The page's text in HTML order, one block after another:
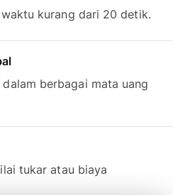
kurang dari 20 detik.
berbagai mata uang
tukar atau biaya